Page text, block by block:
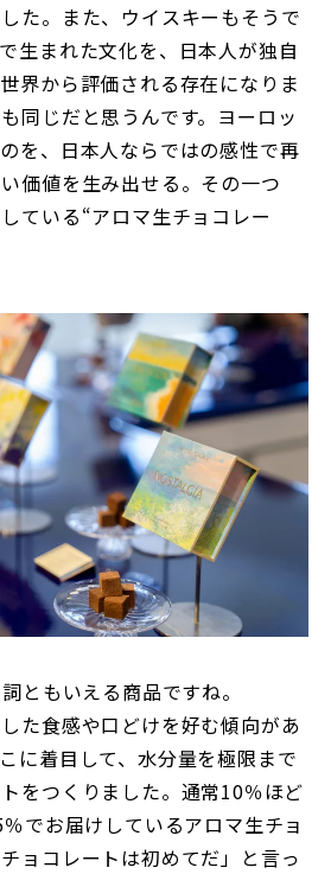
た。また、ウイスキーもそうで
生まれた文化を、日本人が独自
界から評価される存在になりま
同じだと思うんです。ヨーロッ
を、日本人ならではの感性で再
価値を生み出せる。その一つ
ている“アロマ生チョコレー
詞ともいえる商品ですね。
た食感や口どけを好む傾向があ
に着目して、水分量を極限まで
をつくりました。通常10％ほど
でお届けしているアロマ生チョ
ョコレートは初めてだ」と言っ